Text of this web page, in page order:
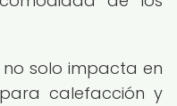
solo impacta en
calefacción y